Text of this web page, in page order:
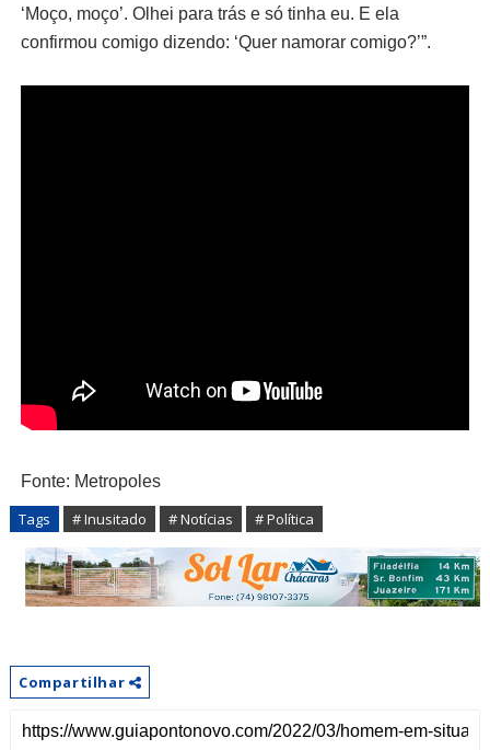
‘Moço, moço’. Olhei para trás e só tinha eu. E ela
confirmou comigo dizendo: ‘Quer namorar comigo?’”.
Fonte: Metropoles
Tags # Inusitado # Notícias # Política
Compartilhar